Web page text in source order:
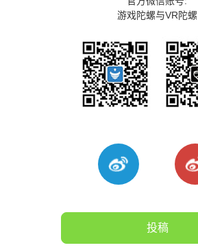
游戏陀螺与VR陀螺
投稿